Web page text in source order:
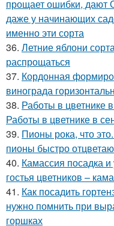
прощает ошибки, дают
даже у начинающих
именно эти сорта
36. Летние яблони
распрощаться
37. Кордонная
винограда
38. Работы в цветнике
Работы в цветнике в
39. Пионы рока, что
пионы быстро
40. Камассия посадка
гостья цветников –
41. Как посадить
нужно помнить при
горшках